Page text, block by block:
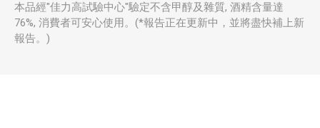
本品經"佳力高試驗中心"驗定不含甲醇及雜質, 酒精含量達
76%, 消費者可安心使用。(*報告正在更新中，並將盡快補上新
報告。)